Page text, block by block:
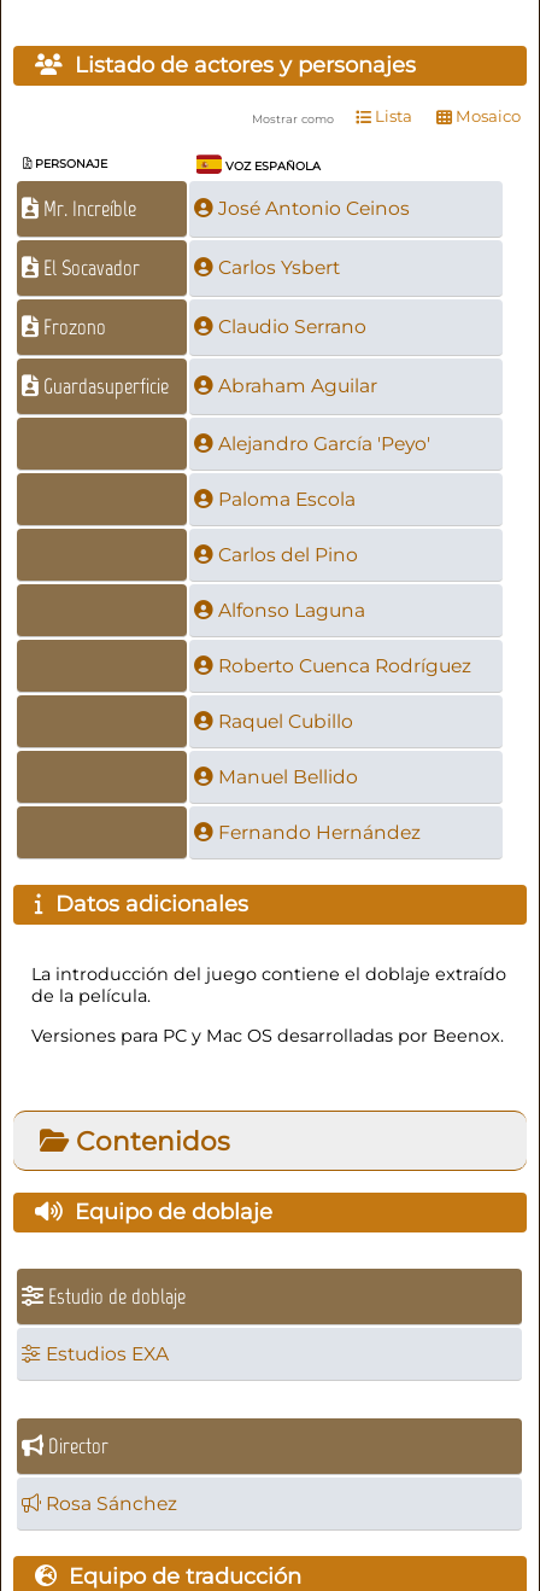
Listado de actores y personajes
Mostrar como Lista Mosaico
PERSONAJE VOZ ESPAÑOLA
Mr. Increíble José Antonio Ceinos
El Socavador Carlos Ysbert
Frozono Claudio Serrano
Guardasuperficie Abraham Aguilar
Alejandro García 'Peyo'
Paloma Escola
Carlos del Pino
Alfonso Laguna
Roberto Cuenca Rodríguez
Raquel Cubillo
Manuel Bellido
Fernando Hernández
Datos adicionales
La introducción del juego contiene el doblaje extraído
de la película.
Versiones para PC y Mac OS desarrolladas por Beenox.
Contenidos
Equipo de doblaje
Estudio de doblaje
Estudios EXA
Director
Rosa Sánchez
Equipo de traducción